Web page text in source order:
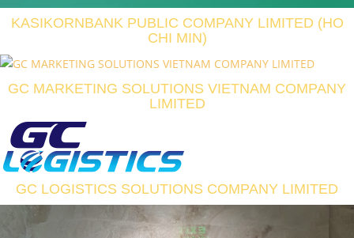
KASIKORNBANK PUBLIC COMPANY LIMITED (HO
CHI MIN)
GC MARKETING SOLUTIONS VIETNAM COMPANY
LIMITED
GC LOGISTICS SOLUTIONS COMPANY LIMITED